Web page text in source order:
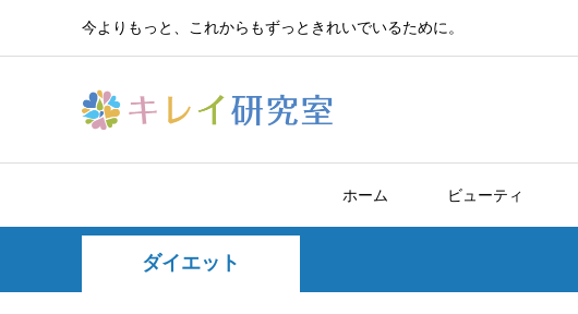
今よりもっと、これからもずっときれいでいるために。
ホーム ビューティ
ダイエット